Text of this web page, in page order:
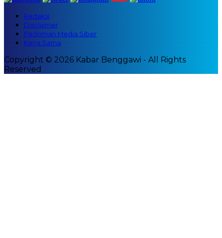
Redaksi
Disclaimer
Pedoman Media Siber
Kerja Sama
Copyright © 2026 Kabar Benggawi - All Rights
Reserved